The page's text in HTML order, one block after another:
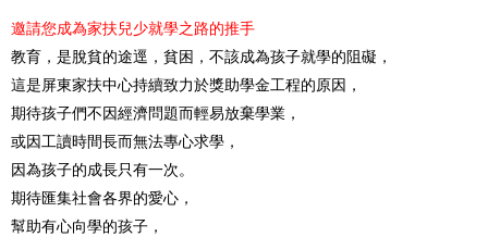
邀請您成為家扶兒少就學之路的推手
教育，是脫貧的途逕，貧困，不該成為孩子就學的阻礙，
這是屏東家扶中心持續致力於獎助學金工程的原因，
期待孩子們不因經濟問題而輕易放棄學業，
或因工讀時間長而無法專心求學，
因為孩子的成長只有一次。
期待匯集社會各界的愛心，
幫助有心向學的孩子，